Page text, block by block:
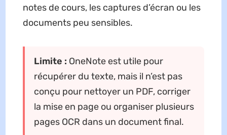
notes de cours, les captures d’écran ou les
documents peu sensibles.
Limite : OneNote est utile pour
récupérer du texte, mais il n’est pas
conçu pour nettoyer un PDF, corriger
la mise en page ou organiser plusieurs
pages OCR dans un document final.